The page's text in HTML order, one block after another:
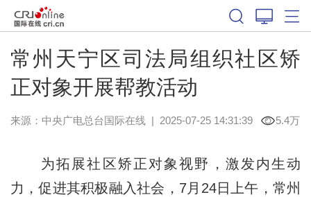
常州天宁区司法局组织社区矫
正对象开展帮教活动
来源：中央广电总台国际在线| 2025-07-25 14:31:39 5.4万
为拓展社区矫正对象视野，激发内生动
力，促进其积极融入社会，7月24日上午，常州